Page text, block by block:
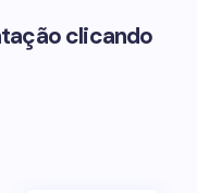
clicando